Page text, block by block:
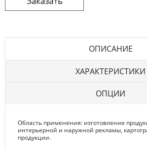
ОПИСАНИЕ
ХАРАКТЕРИСТИКИ
ОПЦИИ
Область применения: изготовление
интерьерной и наружной рекламы,
продукции.